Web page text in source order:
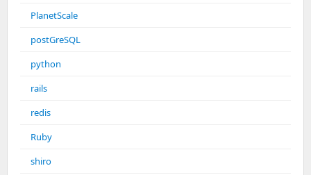
PlanetScale
postGreSQL
python
rails
redis
Ruby
shiro